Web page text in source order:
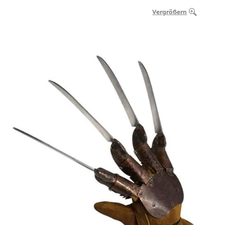
Vergrößern